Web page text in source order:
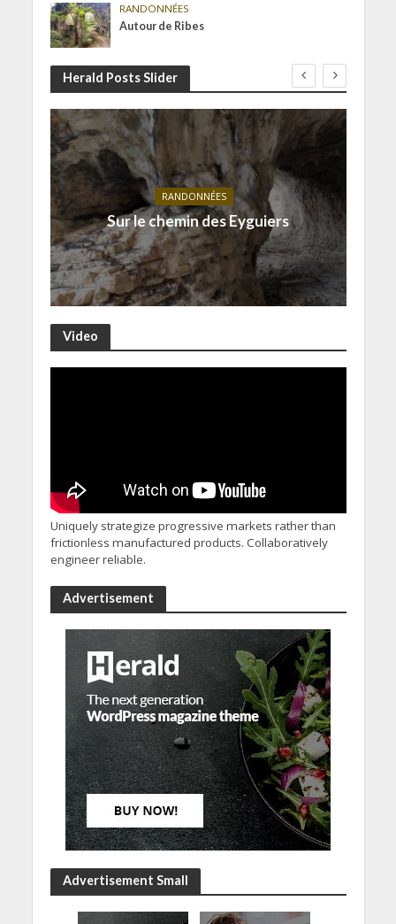
RANDONNÉES
Autour de Ribes
Herald Posts Slider
RANDONNÉES
Sur le chemin des Eyguiers
Video
Uniquely strategize progressive markets rather than
frictionless manufactured products. Collaboratively
engineer reliable.
Advertisement
Advertisement Small